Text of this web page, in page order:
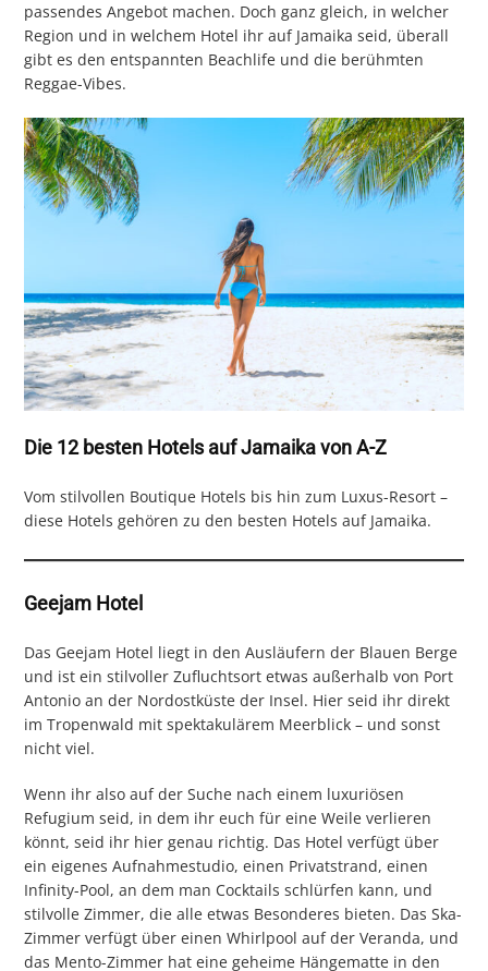
passendes Angebot machen. Doch ganz gleich, in welcher
Region und in welchem Hotel ihr auf Jamaika seid, überall
gibt es den entspannten Beachlife und die berühmten
Reggae-Vibes.
Die 12 besten Hotels auf Jamaika von A-Z
Vom stilvollen Boutique Hotels bis hin zum Luxus-Resort –
diese Hotels gehören zu den besten Hotels auf Jamaika.
Geejam Hotel
Das Geejam Hotel liegt in den Ausläufern der Blauen Berge
und ist ein stilvoller Zufluchtsort etwas außerhalb von Port
Antonio an der Nordostküste der Insel. Hier seid ihr direkt
im Tropenwald mit spektakulärem Meerblick – und sonst
nicht viel.
Wenn ihr also auf der Suche nach einem luxuriösen
Refugium seid, in dem ihr euch für eine Weile verlieren
könnt, seid ihr hier genau richtig. Das Hotel verfügt über
ein eigenes Aufnahmestudio, einen Privatstrand, einen
Infinity-Pool, an dem man Cocktails schlürfen kann, und
stilvolle Zimmer, die alle etwas Besonderes bieten. Das Ska-
Zimmer verfügt über einen Whirlpool auf der Veranda, und
das Mento-Zimmer hat eine geheime Hängematte in den